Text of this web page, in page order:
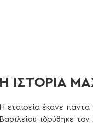
Η ΙΣΤΟΡΙΑ
Η εταιρεία έκανε
Βασιλείου ιδρύθηκε